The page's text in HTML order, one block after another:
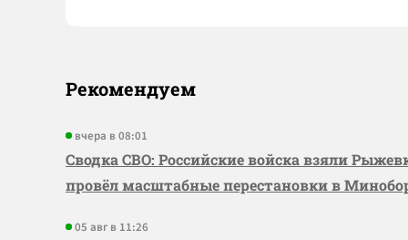
Рекомендуем
вчера в 08:01
Сводка СВО: Российские войска взяли
провёл масштабные перестановки в
05 авг в 11:26